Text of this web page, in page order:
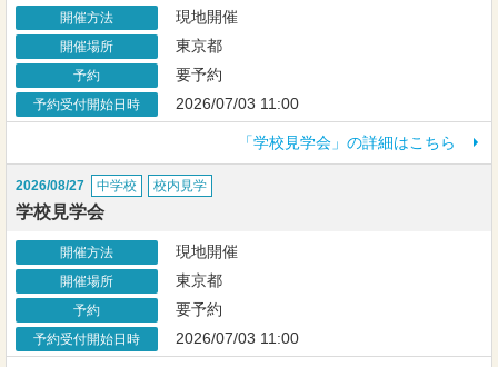
開催方法 現地開催
開催場所 東京都
予約 要予約
予約受付開始日時 2026/07/03 11:00
「学校見学会」の詳細はこちら
2026/08/27 中学校 校内見学
学校見学会
開催方法 現地開催
開催場所 東京都
予約 要予約
予約受付開始日時 2026/07/03 11:00